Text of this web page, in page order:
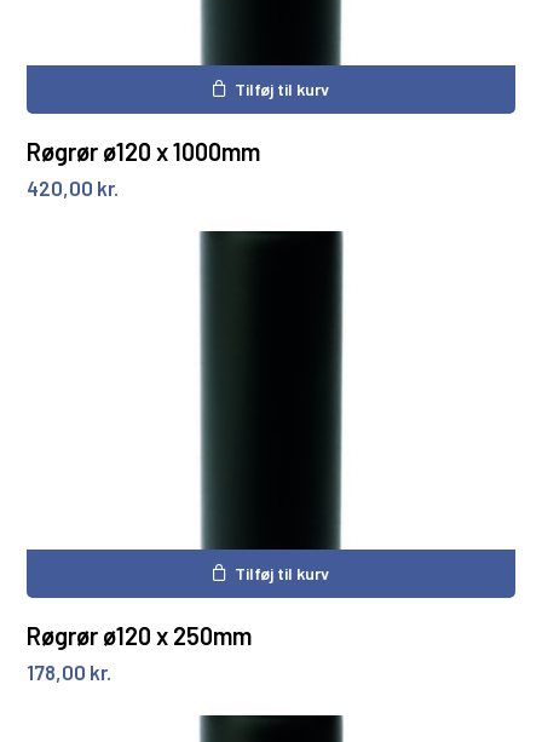
Tilføj til kurv
Røgrør ø120 x 1000mm
420,00 kr.
Tilføj til kurv
Røgrør ø120 x 250mm
178,00 kr.